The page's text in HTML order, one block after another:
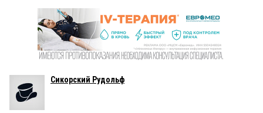
Сикорский Рудольф